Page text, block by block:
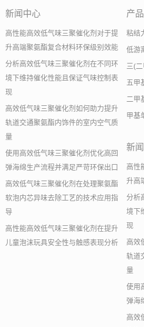
新闻中心
高性能高效低气味三聚催化剂对于提
升高端聚氨酯复合材料环保级别效能
分析高效低气味三聚催化剂在不同环
境下维持催化性能且保证气味控制表
现
高效低气味三聚催化剂如何助力提升
轨道交通聚氨酯内饰件的室内空气质
量
使用高效低气味三聚催化剂优化高回
弹海绵生产流程并满足严苛环保出口
高效低气味三聚催化剂在处理聚氨酯
软泡内芯异味去除工艺的技术应用指
导
高性能高效低气味三聚催化剂在提升
儿童泡沫玩具安全性与触感表现分析
产
粘结
低游
三(
五甲
二甲
甲基
新
高性
升高
分析
境下
现
高效
轨道
量
使用
弹海
高效